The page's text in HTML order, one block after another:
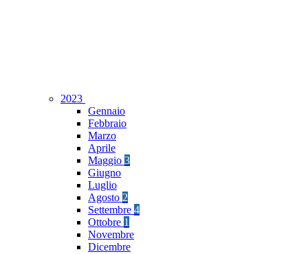
2023
Gennaio
Febbraio
Marzo
Aprile
Maggio 3
Giugno
Luglio
Agosto 2
Settembre 4
Ottobre 1
Novembre
Dicembre